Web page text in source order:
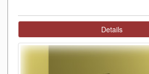
Details